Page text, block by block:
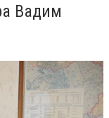
Вадим